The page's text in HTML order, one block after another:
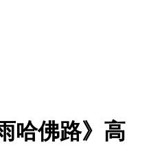
哈佛路》高